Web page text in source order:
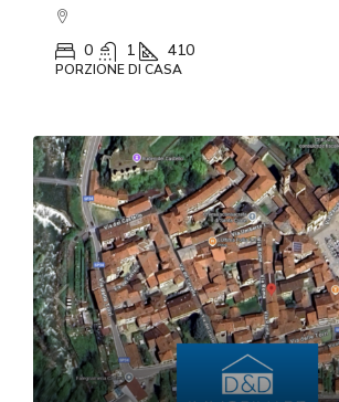
0 1 410
PORZIONE DI CASA